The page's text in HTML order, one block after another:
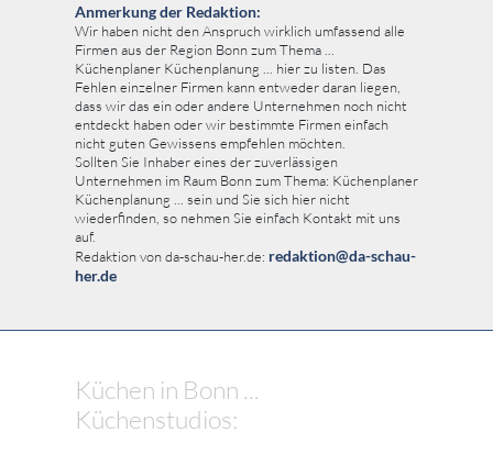
Anmerkung der Redaktion:
Wir haben nicht den Anspruch wirklich umfassend alle
Firmen aus der Region Bonn zum Thema ...
Küchenplaner Küchenplanung ... hier zu listen. Das
Fehlen einzelner Firmen kann entweder daran liegen,
dass wir das ein oder andere Unternehmen noch nicht
entdeckt haben oder wir bestimmte Firmen einfach
nicht guten Gewissens empfehlen möchten.
Sollten Sie Inhaber eines der zuverlässigen
Unternehmen im Raum Bonn zum Thema: Küchenplaner
Küchenplanung ... sein und Sie sich hier nicht
wiederfinden, so nehmen Sie einfach Kontakt mit uns
auf.
Redaktion von da-schau-her.de: redaktion@da-schau-
her.de
Küchen in Bonn ...
Küchenstudios: